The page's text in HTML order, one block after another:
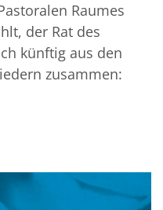
Raumes
der Rat des
künftig aus den
zusammen: